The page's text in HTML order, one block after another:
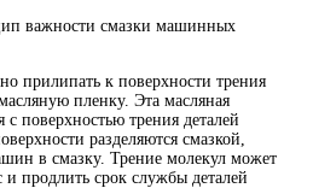
важности смазки машинных
прилипать к поверхности трения
пленку. Эта масляная
с поверхностью трения деталей
разделяются смазкой,
в смазку. Трение молекул может
продлить срок службы деталей